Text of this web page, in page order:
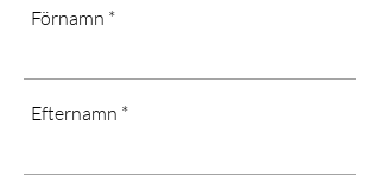
Förnamn
Efternamn